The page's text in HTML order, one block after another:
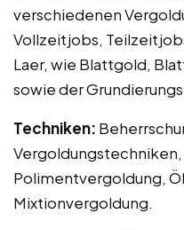
verschiedenen
Vollzeitjobs,
Laer, wie Blattgold,
sowie der
Techniken:
Polimentvergoldung,
Mixtionvergoldung.